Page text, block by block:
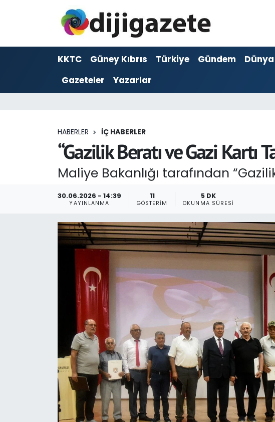
KKTC Güney Kıbrıs Türkiye Gündem Dünya
Gazeteler
Yazarlar
HABERLER İÇ HABERLER
“Gazilik Beratı ve Gazi Kartı
Maliye Bakanlığı tarafından
30.06.2026 - 14:39
YAYINLANMA
11
GÖSTERIM
5 DK
OKUNMA SÜRESI
ADVERTORIAL
Dijigazete
Ekonomi
Foto Galeri
Gündem
KKTC YEREL SEÇİM 2018
Kültür Sanat
Nöbetçi Eczaneler
Hava Durumu
Trafik Durumu
Son Dakika Haberleri
Haber Arşivi